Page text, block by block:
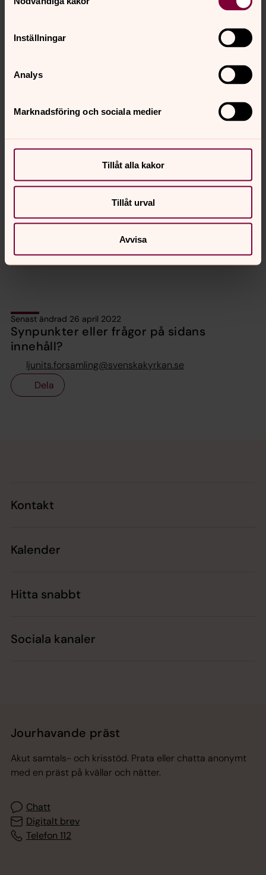
Inställningar
Analys
Marknadsföring och sociala medier
Tillåt alla kakor
Tillåt urval
Avvisa
Kyrkvaktmästare Bjäresjö och Sjörup, Ljunits
Direkt:073-311 92 85Mobil:073-311 92 85
gunilla.lundkvist@svenskakyrkan.se
Senast ändrad 26 april 2022
Synpunkter eller frågor på sidans
innehåll?
ljunits.forsamling@svenskakyrkan.se
Dela
Kontakt
Kalender
Hitta snabbt
Sociala kanaler
Jourhavande präst
Akut samtals- och krisstöd. Prata eller chatta anonymt
med en präst på kvällar och nätter.
Chatt
Digitalt brev
Telefon 112